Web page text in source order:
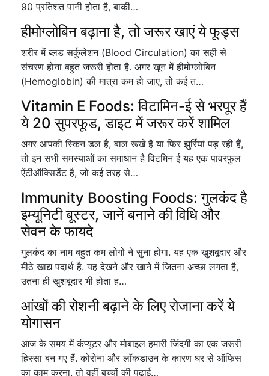
90 प्रतिशत पानी होता है, बाकी…
हीमोग्लोबिन बढ़ाना है, तो जरूर खाएं ये फूड्स
शरीर में ब्लड सर्कुलेशन (Blood Circulation) का सही से
संचरण होना बहुत जरूरी होता है. अगर खून में हीमोग्लोबिन
(Hemoglobin) की मात्रा कम हो जाए, तो कई त…
Vitamin E Foods: विटामिन-ई से भरपूर हैं
ये 20 सुपरफूड, डाइट में जरूर करें शामिल
अगर आपकी स्किन डल है, बाल रूखे हैं या फिर झुर्रियां पड़ रही हैं,
तो इन सभी समस्याओं का समाधान है विटमिन ई यह एक पावरफुल
ऐंटीऑक्सिडेंट है, जो कई तरह से…
Immunity Boosting Foods: गुलकंद है
इम्यूनिटी बूस्टर, जानें बनाने की विधि और
सेवन के फायदे
गुलकंद का नाम बहुत कम लोगों ने सुना होगा. यह एक खुशबूदार और
मीठे खाद्य पदार्थ है. यह देखने और खाने में जितना अच्छा लगता है,
उतना ही खुशबूदार भी होता ह…
आंखों की रोशनी बढ़ाने के लिए रोजाना करें ये
योगासन
आज के समय में कंप्यूटर और मोबाइल हमारी जिंदगी का एक जरूरी
हिस्सा बन गए हैं. कोरोना और लॉकडाउन के कारण घर से ऑफिस
का काम करना, तो वहीं बच्चों की पढ़ाई…